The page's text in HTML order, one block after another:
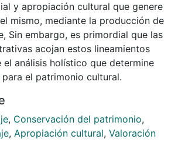
y apropiación cultural que genere
mismo, mediante la producción de
Sin embargo, es primordial que las
acojan estos lineamientos
el análisis holístico que determine
el patrimonio cultural.
, Conservación del patrimonio,
, Apropiación cultural, Valoración